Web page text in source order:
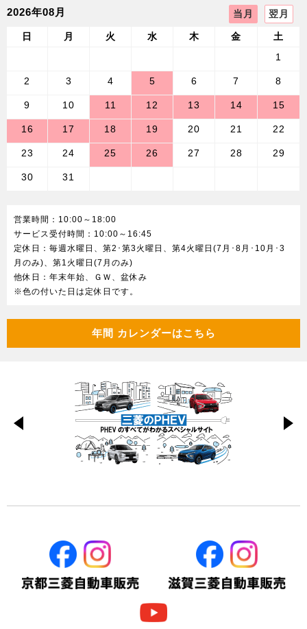
2026/04/07
【三菱自動車工業株式会社】オートモビルカウンシル 2026
に出展
【京都三菱自動車販売グループ】令和7年度補正予算CEV補
助金・自治体補助金をまとめた情報を公開しました。
2026/04/03 イベント
【三菱自動車工業株式会社】オートキャンプイベント「スタ
しました。
2026/04/02 新車情報
【京都三菱自動車販売グループ】京滋地区限定オリジナル特
別仕様車 eKワゴン Joy Field Ⅱの販売を開始しました。
【三菱自動車工業株式会社】関西電力のＥＶエネルギーマネ
【三菱自動車工業株式会社】チーム三菱ラリーアート、『ト
ライトン』3台でアジアクロスカントリーラリー2026に連覇
を狙い参戦
お知らせ
【京都三菱自動車販売】WHILL モデルS/モデルR 価格改定
2026/03/05 お知らせ
了のお知らせ
2026/02/24 新車情報
【京都三菱自動車販売グループ】京滋地区限定オリジナル特
別仕様車 eKスペース 2STYLE スぺシャルの販売を開始しま
2026年08月 翌月
当月
日 月 火 水 木 金
土
1
2 3 4 5 6 7 8
9 10 11 12 13 14 15
16 17 18 19 20 21 22
23 24 25 26 27 28 29
30 31
営業時間：10:00～18:00
サービス受付時間：10:00～16:45
定休日：毎週水曜日、第2･第3火曜日、第4火曜日(7月･8月･10月･3
月のみ)、第1火曜日(7月のみ)
他休日：年末年始、ＧＷ、盆休み
※色の付いた日は定休日です。
年間 カレンダーはこちら